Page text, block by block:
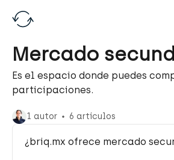
Mercado
Es el espacio donde puedes
participaciones.
1 autor 6 artículos
¿briq.mx ofrece mercado